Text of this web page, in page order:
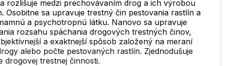
rozlišuje medzi prechovávaním drog a ich výrobou
Osobitne sa upravuje trestný čin pestovania rastlín a
a psychotropnú látku. Nanovo sa upravuje
rozsahu spáchania drogových trestných činov,
a exaktnejší spôsob založený na meraní
alebo počte pestovaných rastlín. Zjednodušuje
drogovej trestnej činnosti.